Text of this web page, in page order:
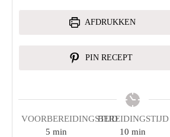
AFDRUKKEN
PIN RECEPT
VOORBEREIDINGSTIJD
5 min
BEREIDINGSTIJD
10 min